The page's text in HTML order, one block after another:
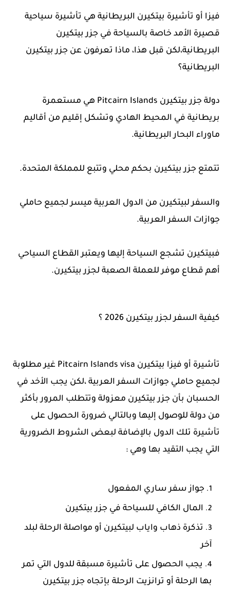
فيزا أو تأشيرة بيتكيرن البريطانية هي تأشيرة سياحية
قصيرة الأمد خاصة بالسياحة في جزر بيتكيرن
البريطانية،لكن قبل هذا، ماذا تعرفون عن جزر بيتكيرن
البريطانية؟
دولة جزر بيتكيرن Pitcairn Islands هي مستعمرة
بريطانية في المحيط الهادي وتشكل إقليم من أقاليم
ماوراء البحار البريطانية.
تتمتع جزر بيتكيرن بحكم محلي وتتبع للمملكة المتحدة.
والسفر لبيتكيرن من الدول العربية ميسر لجميع حاملي
جوازات السفر العربية.
فبيتكيرن تشجع السياحة إليها ويعتبر القطاع السياحي
أهم قطاع موفر للعملة الصعبة لجزر بيتكيرن.
كيفية السفر لجزر بيتكيرن 2026 ؟
تأشيرة أو فيزا بيتكيرن Pitcairn Islands visa غير مطلوبة
لجميع حاملي جوازات السفر العربية ،لكن يجب الأخد في
الحسبان بأن جزر بيتكيرن معزولة وتتطلب المرور بأكثر
من دولة للوصول إليها وبالتالي ضرورة الحصول على
تأشيرة تلك الدول بالإضافة لبعض الشروط الضرورية
التي يجب التقيد بها وهي :
جواز سفر ساري المفعول
المال الكافي للسياحة في جزر بيتكيرن
تذكرة ذهاب واياب لبيتكيرن أو مواصلة الرحلة لبلد
آخر
يجب الحصول على تأشيرة مسبقة للدول التي تمر
بها الرحلة أو ترانزيت الرحلة بإتجاه جزر بيتكيرن